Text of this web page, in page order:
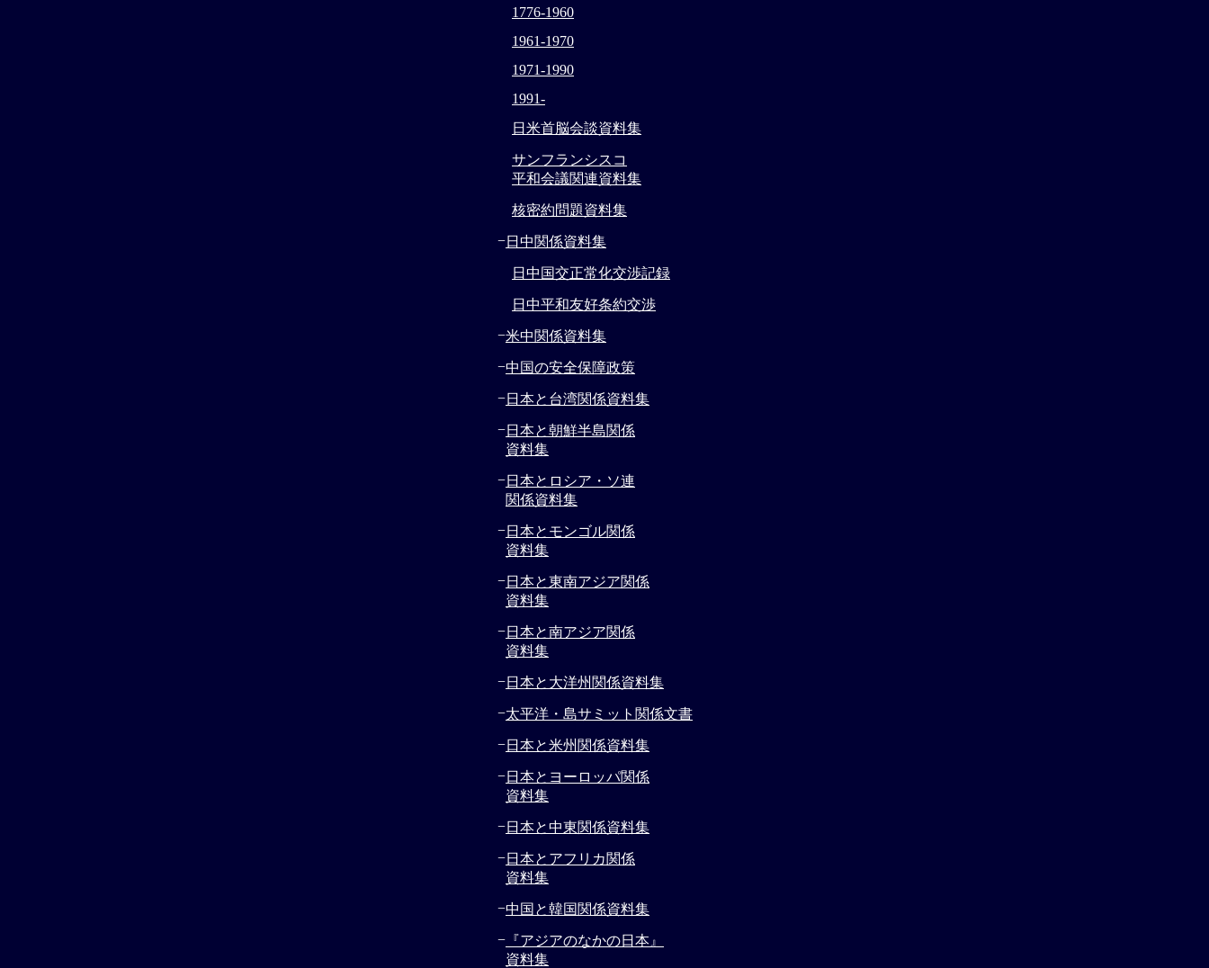
1776-1960
1961-1970
1971-1990
1991-
日米首脳会談資料集
サンフランシスコ
平和会議関連資料集
核密約問題資料集
−日中関係資料集
日中国交正常化交渉記録
日中平和友好条約交渉
−米中関係資料集
−中国の安全保障政策
−日本と台湾関係資料集
−日本と朝鮮半島関係
資料集
−日本とロシア・ソ連
関係資料集
−日本とモンゴル関係
資料集
−日本と東南アジア関係
資料集
−日本と南アジア関係
資料集
−日本と大洋州関係資料集
−太平洋・島サミット関係文書
−日本と米州関係資料集
−日本とヨーロッパ関係
資料集
−日本と中東関係資料集
−日本とアフリカ関係
資料集
−中国と韓国関係資料集
− 『アジアのなかの日本』
資料集